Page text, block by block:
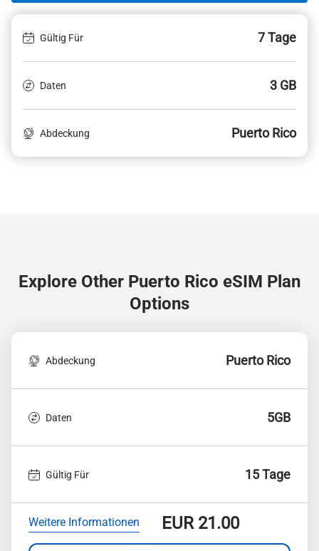
Gültig Für 7 Tage
Daten 3 GB
Abdeckung Puerto Rico
Explore Other Puerto Rico eSIM Plan
Options
Abdeckung Puerto Rico
Daten 5GB
Gültig Für 15 Tage
Weitere Informationen EUR21.00